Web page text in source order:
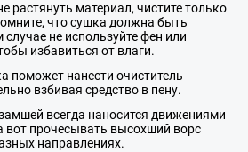
растянуть материал, чистите только
что сушка должна быть
случае не используйте фен или
избавиться от влаги.
поможет нанести очиститель
взбивая средство в пену.
всегда наносится движениями
вот прочесывать высохший ворс
направлениях.